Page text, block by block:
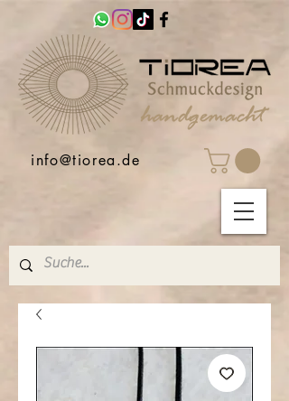
info@tiorea.de